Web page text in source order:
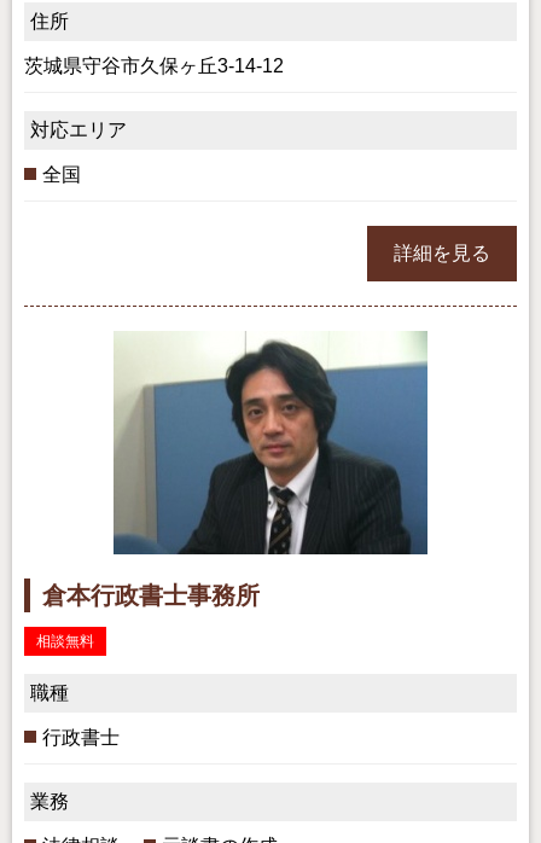
住所
茨城県守谷市久保ヶ丘3-14-12
対応エリア
全国
詳細を見る
倉本行政書士事務所
相談無料
職種
行政書士
業務